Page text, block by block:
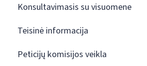
Konsultavimasis su visuomene
Teisinė informacija
Peticijų komisijos veikla